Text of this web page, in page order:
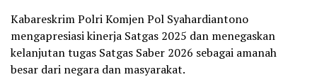
Kabareskrim Polri Komjen Pol Syahardiantono
mengapresiasi kinerja Satgas 2025 dan menegaskan
kelanjutan tugas Satgas Saber 2026 sebagai amanah
besar dari negara dan masyarakat.